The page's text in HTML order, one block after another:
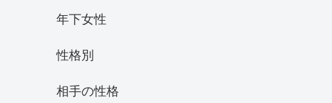
年下女性
性格別
相手の性格